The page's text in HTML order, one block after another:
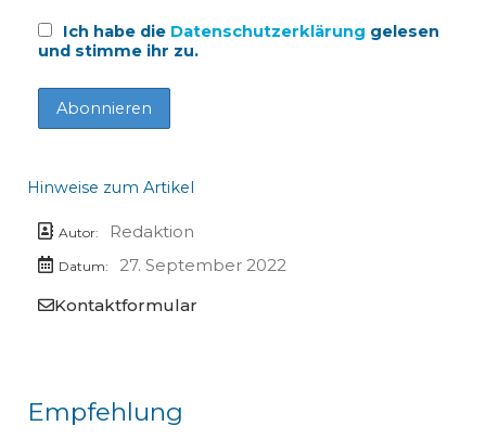
Ich habe die Datenschutzerklärung gelesen
und stimme ihr zu.
Hinweise zum Artikel
Autor: Redaktion
Datum:
27. September 2022
Kontaktformular
Empfehlung